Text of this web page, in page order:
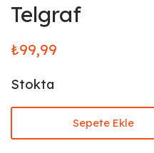
Telgraf
₺99,99
Stokta
Sepete Ekle